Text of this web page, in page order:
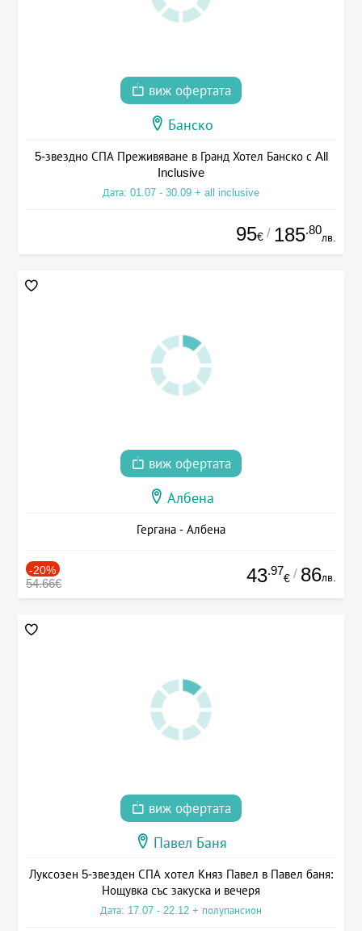
виж офертата
Банско
5-звездно СПА Преживяване в Гранд Хотел Банско с All
Inclusive
Дата: 01.07 - 30.09 + all inclusive
95€ / 185.80
лв.
виж офертата
Албена
Гергана - Албена
-20%
54.66€ 43.97
€ / 86лв.
виж офертата
Павел Баня
Луксозен 5-звезден СПА хотел Княз Павел в Павел баня:
Нощувка със закуска и вечеря
Дата: 17.07 - 22.12 + полупансион